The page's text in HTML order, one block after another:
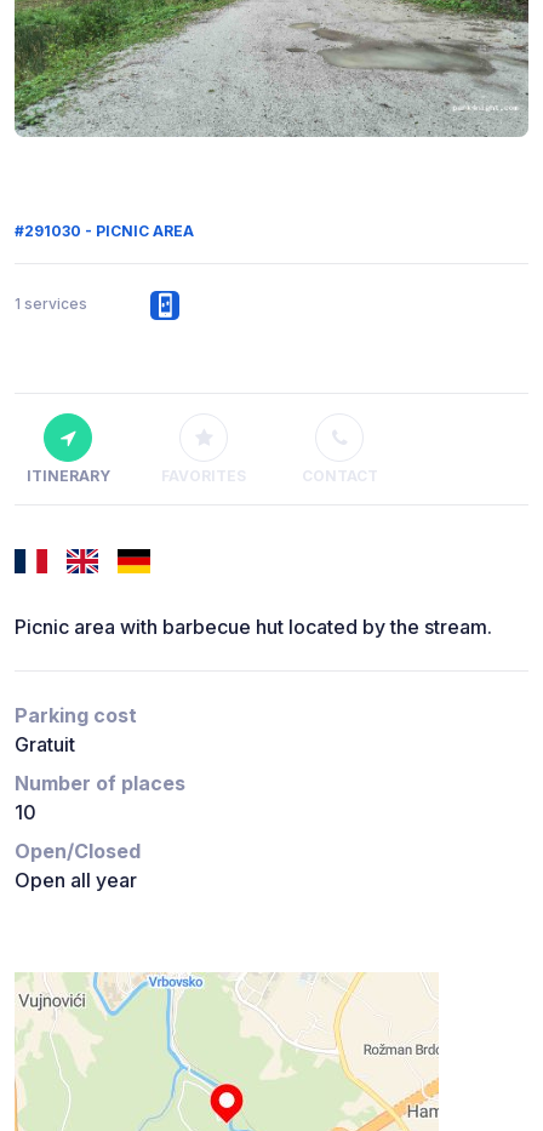
#291030 - PICNIC AREA
1 services
ITINERARY FAVORITES CONTACT
Picnic area with barbecue hut located by the stream.
Parking cost
Gratuit
Number of places
10
Open/Closed
Open all year